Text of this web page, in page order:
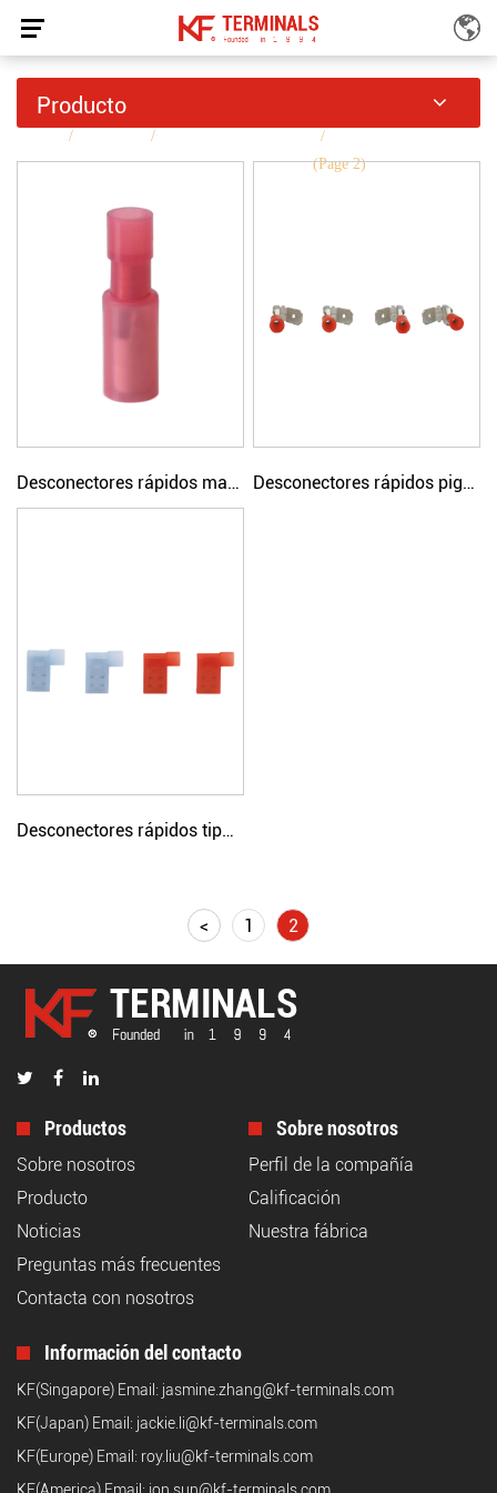
Desconectores Rápidos Con Aislamiento De
/ / /
con aislamiento de nailon(Page 2)
Producto
Desconectores rápidos macho Bullet completamente aislados de nailon Desconectores rápidos piggyback con aislamiento de nailon
Desconectores rápidos tipo bandera con aislamiento de nailon
< 1 2
Productos
Sobre nosotros
Producto
Noticias
Preguntas más frecuentes
Contacta con nosotros
Sobre nosotros
Perfil de la compañía
Calificación
Nuestra fábrica
Información del contacto
KF(Singapore) Email: jasmine.zhang@kf-terminals.com
KF(Japan) Email: jackie.li@kf-terminals.com
KF(Europe) Email: roy.liu@kf-terminals.com
KF(America) Email: jon.sun@kf-terminals.com